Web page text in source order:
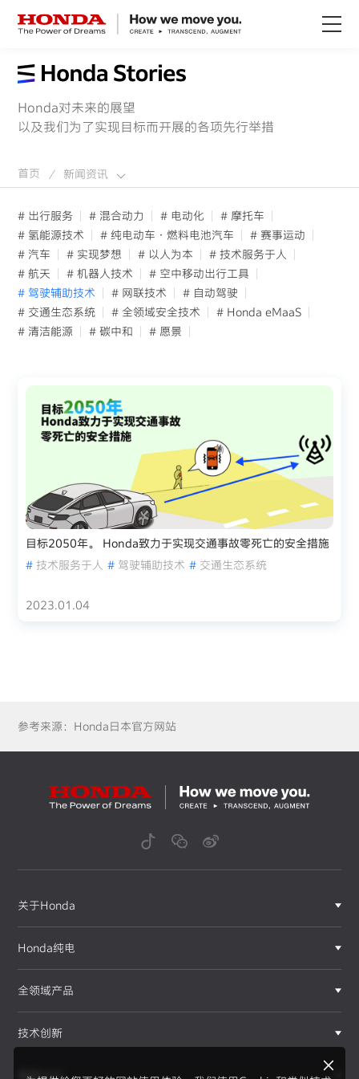
关于Honda
Honda纯电
全领域产品
技术创新
赛事运动
新闻资讯
Honda对未来的展望
以及我们为了实现目标而开展的各项先行举措
首页 / 新闻资讯
# 出行服务 # 混合动力 # 电动化
# 摩托车
# 氢能源技术
# 纯电动车·燃料电池汽车
# 赛事运动
# 汽车
# 实现梦想 # 以人为本
# 技术服务于人
# 航天
# 机器人技术
# 空中移动出行工具
# 驾驶辅助技术
# 网联技术
# 自动驾驶
# 交通生态系统
# 全领域安全技术
# Honda eMaaS
# 清洁能源
# 碳中和 # 愿景
目标2050年。 Honda致力于实现交通事故零死亡的安全措施
# 技术服务于人 # 驾驶辅助技术 # 交通生态系统
2023.01.04
参考来源：Honda日本官方网站
关于Honda
Honda纯电
全领域产品
技术创新
赛事运动